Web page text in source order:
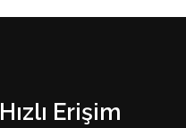
Hızlı Erişim